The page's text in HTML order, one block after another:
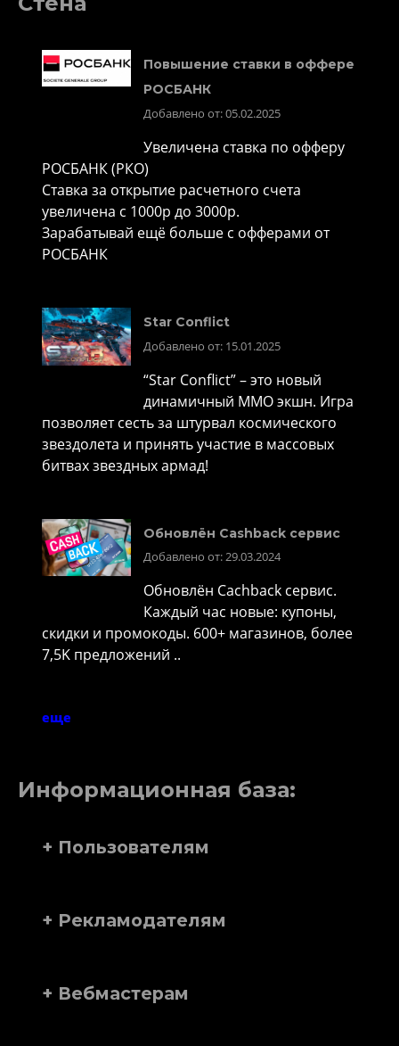
Повышение ставки в оффере
РОСБАНК
Добавлено от: 05.02.2025
Увеличена ставка по офферу
РОСБАНК (РКО)
Ставка за открытие расчетного счета
увеличена с 1000р до 3000р.
Зарабатывай ещё больше с офферами от
РОСБАНК
Star Conflict
Добавлено от: 15.01.2025
“Star Conflict” – это новый
динамичный MMO экшн. Игра
позволяет сесть за штурвал космического
звездолета и принять участие в массовых
битвах звездных армад!
Обновлён Cashback сервис
Добавлено от: 29.03.2024
Обновлён Cachback сервис.
Каждый час новые: купоны,
скидки и промокоды. 600+ магазинов, более
7,5K предложений ..
еще
Информационная база:
+ Пользователям
+ Рекламодателям
+ Вебмастерам